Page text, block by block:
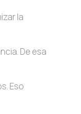
la
De esa
Eso